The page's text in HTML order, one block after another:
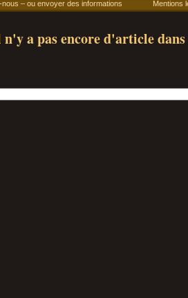
nous – ou envoyer des informations Mentions
n'y a pas encore d'article